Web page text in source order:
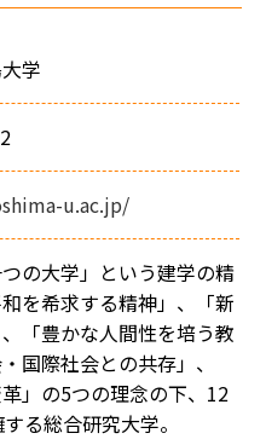
学
u.ac.jp/
つの大学」という建学の精
を希求する精神」、「新
「豊かな人間性を培う教
国際社会との共存」、
」の5つの理念の下、 12
る総合研究大学。